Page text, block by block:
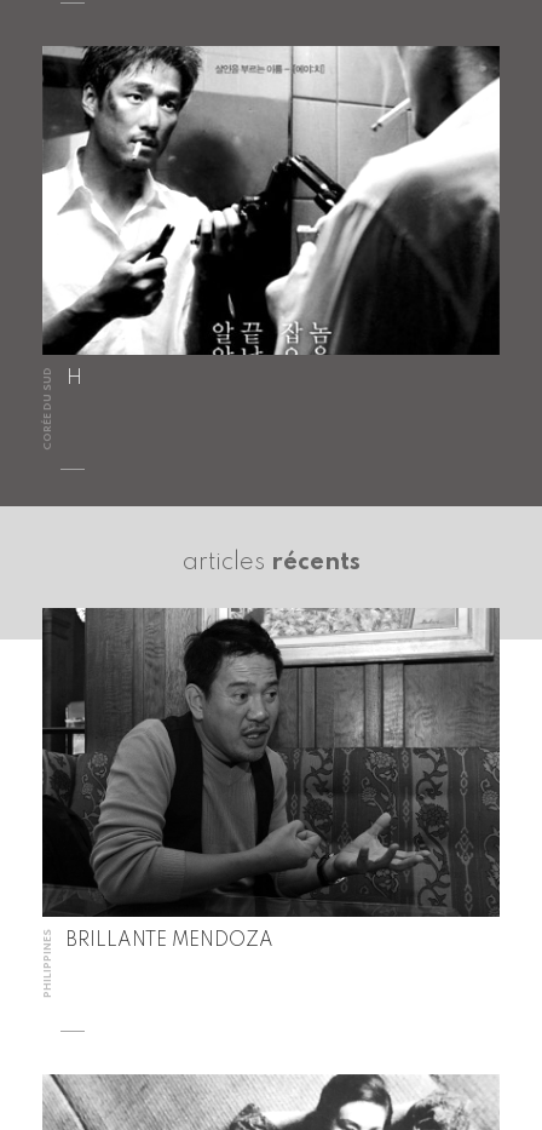
CORÉE DU SUD H
articles récents
PHILIPPINES BRILLANTE MENDOZA